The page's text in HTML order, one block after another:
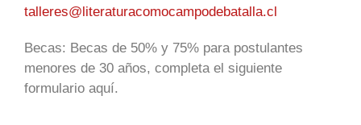
talleres@literaturacomocampodebatalla.cl
Becas: Becas de 50% y 75% para postulantes
menores de 30 años, completa el siguiente
formulario aquí.